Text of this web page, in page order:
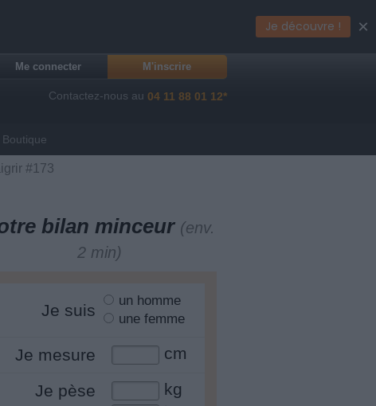
Me connecter M'inscrire
Contactez-nous au 04 11 88 01 12*
Boutique
#173
bilan minceur (env.
2 min)
Je suis
un homme
une femme
Je mesure cm
Je pèse
kg
Je découvre ! ×